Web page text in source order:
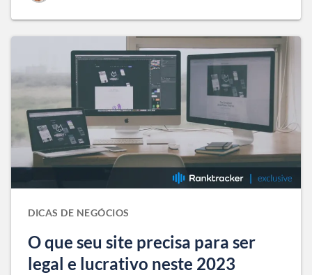
DICAS DE NEGÓCIOS
O que seu site precisa para ser
legal e lucrativo neste 2023